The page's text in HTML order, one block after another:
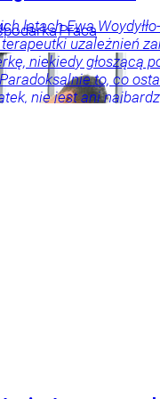
Praca
latach Ewa
uzależnień
niekiedy głoszącą
to, co
nie jest ani